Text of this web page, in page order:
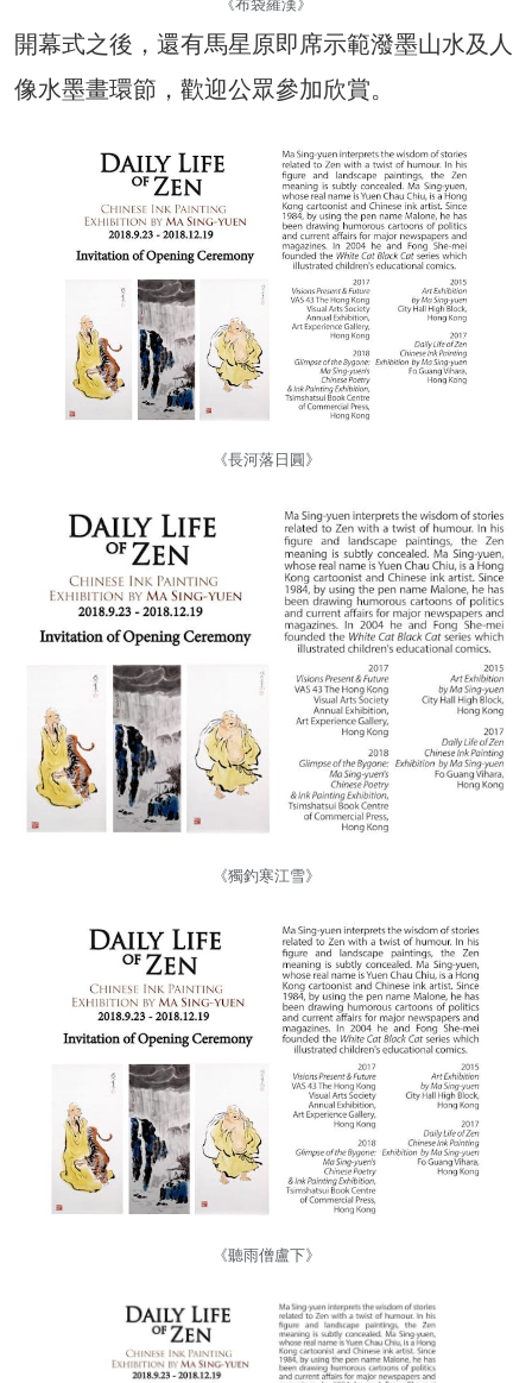
《布袋羅漢》
開幕式之後，還有馬星原即席示範潑墨山水及人
像水墨畫環節，歡迎公眾參加欣賞。
《長河落日圓》
《獨釣寒江雪》
《聽雨僧盧下》